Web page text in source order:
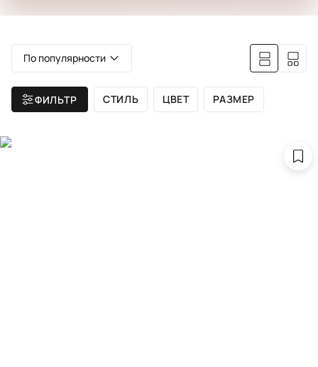
По популярности
ФИЛЬТР СТИЛЬ ЦВЕТ РАЗМЕР